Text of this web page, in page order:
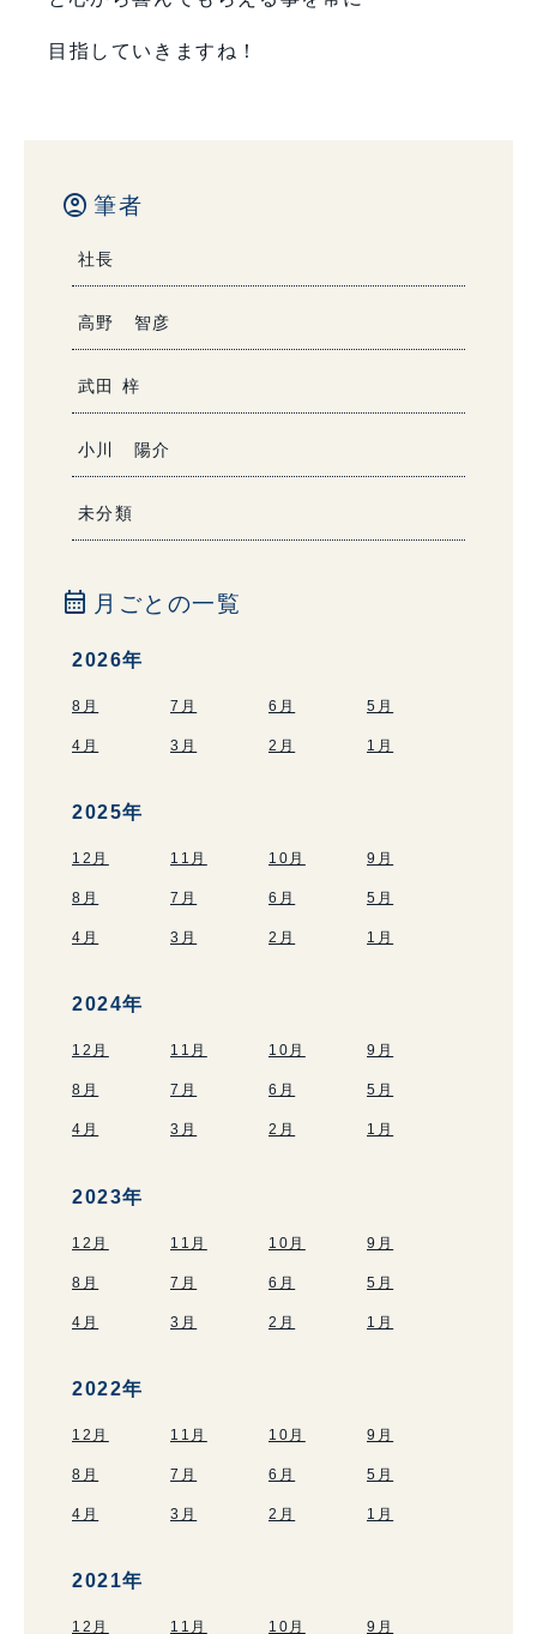
目指していきますね！
account_circle 筆者
社長
高野 智彦
武田 梓
小川 陽介
未分類
calendar_month 月ごとの一覧
2026年
8月 7月 6月 5月
4月 3月 2月 1月
2025年
12月 11月 10月 9月
8月 7月 6月 5月
4月 3月 2月 1月
2024年
12月 11月 10月 9月
8月 7月 6月 5月
4月 3月 2月 1月
2023年
12月 11月 10月 9月
8月 7月 6月 5月
4月 3月 2月 1月
2022年
12月 11月 10月 9月
8月 7月 6月 5月
4月 3月 2月 1月
2021年
12月 11月 10月 9月